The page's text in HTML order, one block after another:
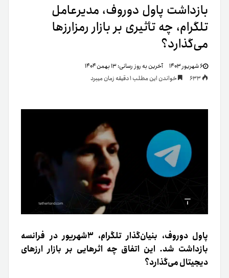
بازداشت پاول دوروف، مدیرعامل
تلگرام، چه تأثیری بر بازار رمزارزها
می‌گذارد؟
۶ شهریور ۱۴۰۳ آخرین به روز رسانی:۱۳ بهمن ۱۴۰۴
خواندن این مطلب 1 دقیقه زمان میبرد
پاول دوروف، بنیان‌گذار تلگرام، ۳شهریور در فرانسه
بازداشت شد. این اتفاق چه اثرهایی بر بازار ارزهای
دیجیتال می‌گذارد؟